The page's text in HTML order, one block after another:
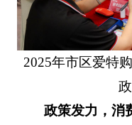
2025年市区爱特
政策发力，消